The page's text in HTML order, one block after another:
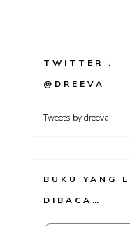
TWITTER :
@DREEVA
Tweets by dreeva
BUKU YANG
DIBACA…